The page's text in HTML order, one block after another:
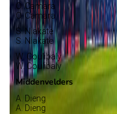
O. Camara
O. Camara
S. Niakate
S. Niakate
W. Coulibaly
W. Coulibaly
Middenvelders
A. Dieng
A. Dieng